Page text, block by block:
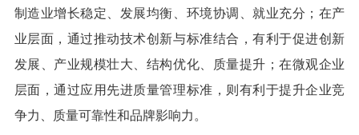
制造业增长稳定、发展均衡、环境协调、就业充分；在产
业层面，通过推动技术创新与标准结合，有利于促进创新
发展、产业规模壮大、结构优化、质量提升；在微观企业
层面，通过应用先进质量管理标准，则有利于提升企业竞
争力、质量可靠性和品牌影响力。